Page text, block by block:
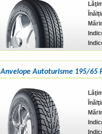
Anvelope Autoturisme 195/65